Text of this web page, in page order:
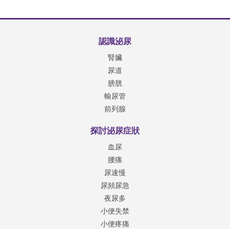
認識泌尿
腎臟
尿道
膀胱
輸尿管
前列腺
探討泌尿症狀
血尿
腰痛
尿速慢
尿頻尿急
夜尿多
小便失禁
小便疼痛